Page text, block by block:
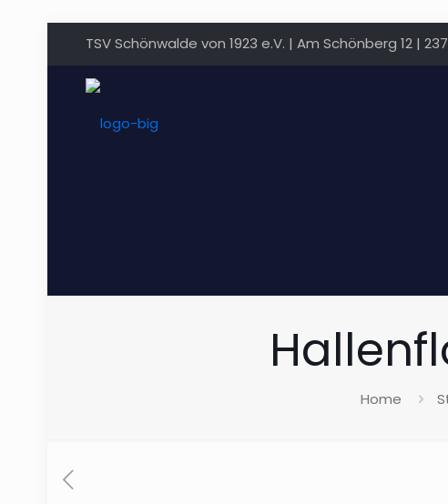
TSV Schönwalde von 1923 e.V. | Am Schönberg 12 |
Home